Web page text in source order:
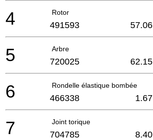
Rotor
4 491593 57.06
Arbre
5 720025 62.15
Rondelle élastique bombée
6 466338 1.67
Joint torique
7 704785 8.40